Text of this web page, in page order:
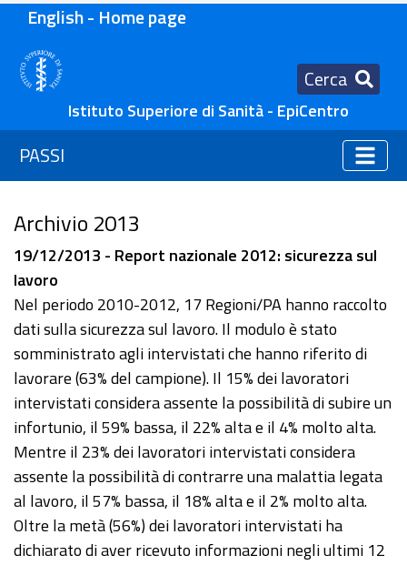
English - Home page
Cerca
Istituto Superiore di Sanità - EpiCentro
PASSI
Archivio 2013
19/12/2013 - Report nazionale 2012: sicurezza sul
lavoro
Nel periodo 2010-2012, 17 Regioni/PA hanno raccolto
dati sulla sicurezza sul lavoro. Il modulo è stato
somministrato agli intervistati che hanno riferito di
lavorare (63% del campione). Il 15% dei lavoratori
intervistati considera assente la possibilità di subire un
infortunio, il 59% bassa, il 22% alta e il 4% molto alta.
Mentre il 23% dei lavoratori intervistati considera
assente la possibilità di contrarre una malattia legata
al lavoro, il 57% bassa, il 18% alta e il 2% molto alta.
Oltre la metà (56%) dei lavoratori intervistati ha
dichiarato di aver ricevuto informazioni negli ultimi 12